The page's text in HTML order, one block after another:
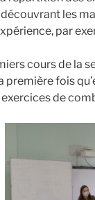
les
par
cours de la
première fois
de